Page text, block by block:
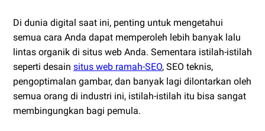
Di dunia digital saat ini, penting untuk mengetahui
semua cara Anda dapat memperoleh lebih banyak lalu
lintas organik di situs web Anda. Sementara istilah-istilah
seperti desain situs web ramah-SEO, SEO teknis,
pengoptimalan gambar, dan banyak lagi dilontarkan oleh
semua orang di industri ini, istilah-istilah itu bisa sangat
membingungkan bagi pemula.